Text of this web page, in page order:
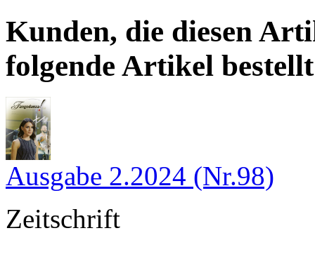
Kunden, die diesen
folgende Artikel
Ausgabe 2.2024 (Nr.98)
Zeitschrift